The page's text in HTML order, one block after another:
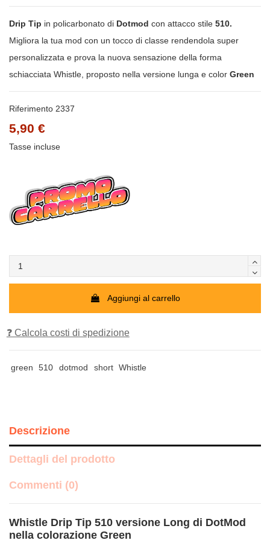
Drip Tip in policarbonato di Dotmod con attacco stile 510.
Migliora la tua mod con un tocco di classe rendendola super
personalizzata e prova la nuova sensazione della forma
schiacciata Whistle, proposto nella versione lunga e color Green
Riferimento 2337
5,90 €
Tasse incluse
Aggiungi al carrello
❓ Calcola costi di spedizione
green 510 dotmod short Whistle
Descrizione
Dettagli del prodotto
Commenti (0)
Whistle Drip Tip 510 versione Long di DotMod
nella colorazione Green